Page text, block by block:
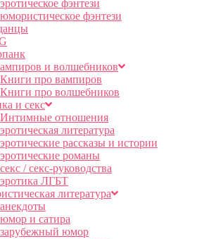
эротическое фэнтези
юмористическое фэнтези
и волшебников
Книги про вампиров
Книги про волшебников
и секс
Интимные отношения
эротическая литература
эротические рассказы и истории
эротические романы
секс / секс-руководства
эротика ЛГБТ
литература
анекдоты
юмор и сатира
зарубежный юмор